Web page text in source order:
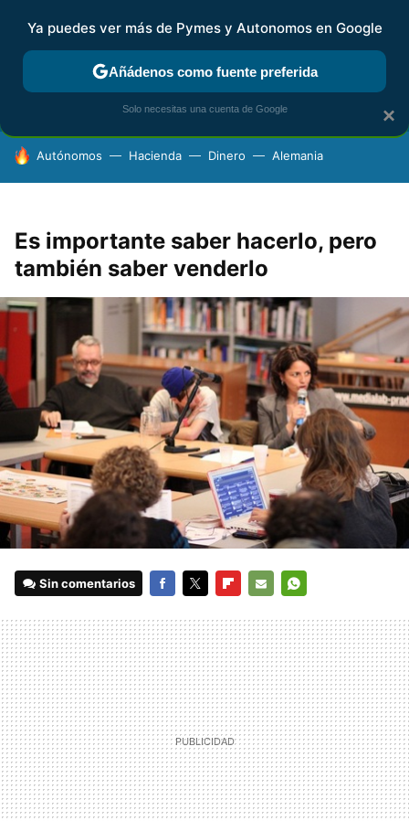
FISCALIDAD Y CONTABILIDAD KIT DIGITAL RENTA
HOY SE HABLA DE
Autónomos Hacienda Dinero Alemania
Es importante saber hacerlo, pero
también saber venderlo
Sin comentarios
MAIL
×
Ya puedes ver más de Pymes y Autonomos en Google
Añádenos como fuente preferida
Solo necesitas una cuenta de Google